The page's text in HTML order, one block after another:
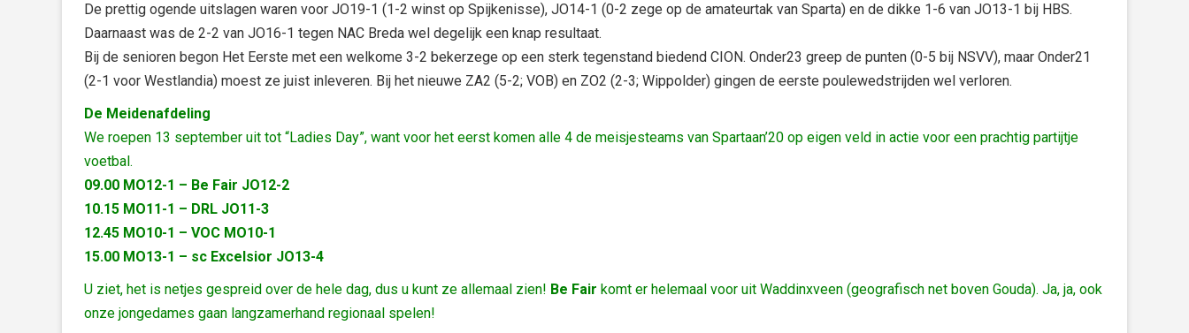
De prettig ogende uitslagen waren voor JO19-1 (1-2 winst op Spijkenisse), JO14-1 (0-2 zege op de amateurtak van Sparta) en de dikke 1-6 van JO13-1 bij HBS.
Daarnaast was de 2-2 van JO16-1 tegen NAC Breda wel degelijk een knap resultaat.
Bij de senioren begon Het Eerste met een welkome 3-2 bekerzege op een sterk tegenstand biedend CION. Onder23 greep de punten (0-5 bij NSVV), maar Onder21
(2-1 voor Westlandia) moest ze juist inleveren. Bij het nieuwe ZA2 (5-2; VOB) en ZO2 (2-3; Wippolder) gingen de eerste poulewedstrijden wel verloren.
De Meidenafdeling
We roepen 13 september uit tot “Ladies Day”, want voor het eerst komen alle 4 de meisjesteams van Spartaan’20 op eigen veld in actie voor een prachtig partijtje
voetbal.
09.00 MO12-1 – Be Fair JO12-2
10.15 MO11-1 – DRL JO11-3
12.45 MO10-1 – VOC MO10-1
15.00 MO13-1 – sc Excelsior JO13-4
U ziet, het is netjes gespreid over de hele dag, dus u kunt ze allemaal zien! Be Fair komt er helemaal voor uit Waddinxveen (geografisch net boven Gouda). Ja, ja, ook
onze jongedames gaan langzamerhand regionaal spelen!